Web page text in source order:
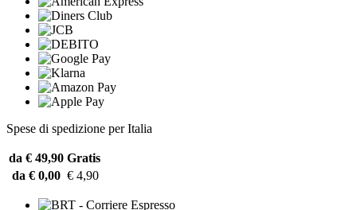
Spese di spedizione per Italia
da € 49,90 Gratis
da € 0,00 € 4,90